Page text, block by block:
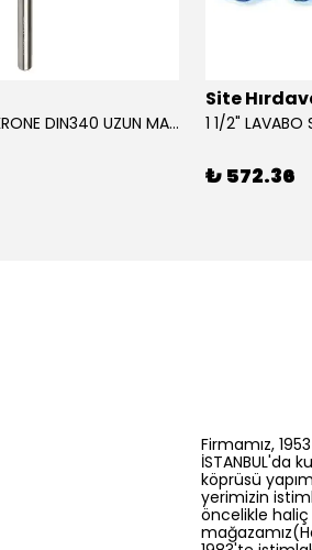
0.80x27x50mm KRONE DIN340 UZUN MATKAP UCU HSS 10 Adet
Site
₺ 572.36
Firmamız,
İSTANBUL'da
köprüsü
yerimizin
öncelikle haliç